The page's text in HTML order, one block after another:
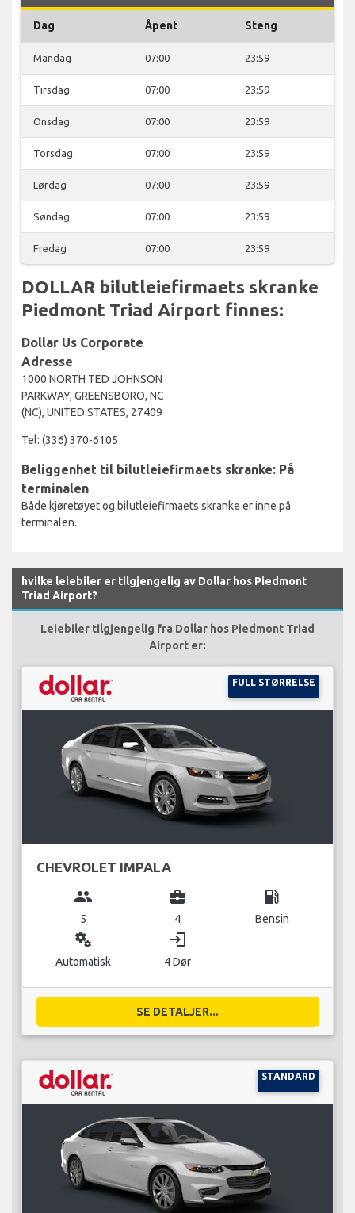
Dag Åpent Steng
Mandag 07:00 23:59
Tirsdag 07:00 23:59
Onsdag 07:00 23:59
Torsdag 07:00 23:59
Lørdag 07:00 23:59
Søndag 07:00 23:59
Fredag 07:00 23:59
DOLLAR bilutleiefirmaets skranke
Piedmont Triad Airport finnes:
Dollar Us Corporate
Adresse
1000 NORTH TED JOHNSON
PARKWAY, GREENSBORO, NC
(NC), UNITED STATES, 27409
Tel: (336) 370-6105
Beliggenhet til bilutleiefirmaets skranke: På
terminalen
Både kjøretøyet og bilutleiefirmaets skranke er inne på
terminalen.
hvilke leiebiler er tilgjengelig av Dollar hos Piedmont
Triad Airport?
Leiebiler tilgjengelig fra Dollar hos Piedmont Triad
Airport er:
FULL STØRRELSE
CHEVROLET IMPALA
group
5
business_center
4
local_gas_station
Bensin
miscellaneous_services
Automatisk
login
4 Dør
SE DETALJER...
STANDARD